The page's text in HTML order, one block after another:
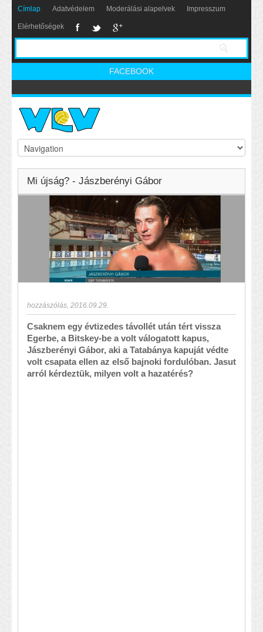
Címlap Adatvédelem Moderálási alapelvek Impresszum
Elérhetőségek
FACEBOOK
Mi újság? - Jászberényi Gábor
hozzászólás 2016.09.29.
Csaknem egy évtizedes távollét után tért vissza
Egerbe, a Bitskey-be a volt válogatott kapus,
Jászberényi Gábor, aki a Tatabánya kapuját védte
volt csapata ellen az első bajnoki fordulóban. Jasut
arról kérdeztük, milyen volt a hazatérés?